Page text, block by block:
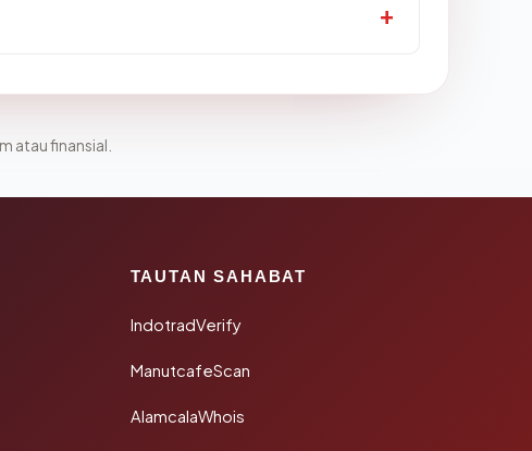
atau finansial.
TAUTAN SAHABAT
IndotradVerify
ManutcafeScan
AlamcalaWhois